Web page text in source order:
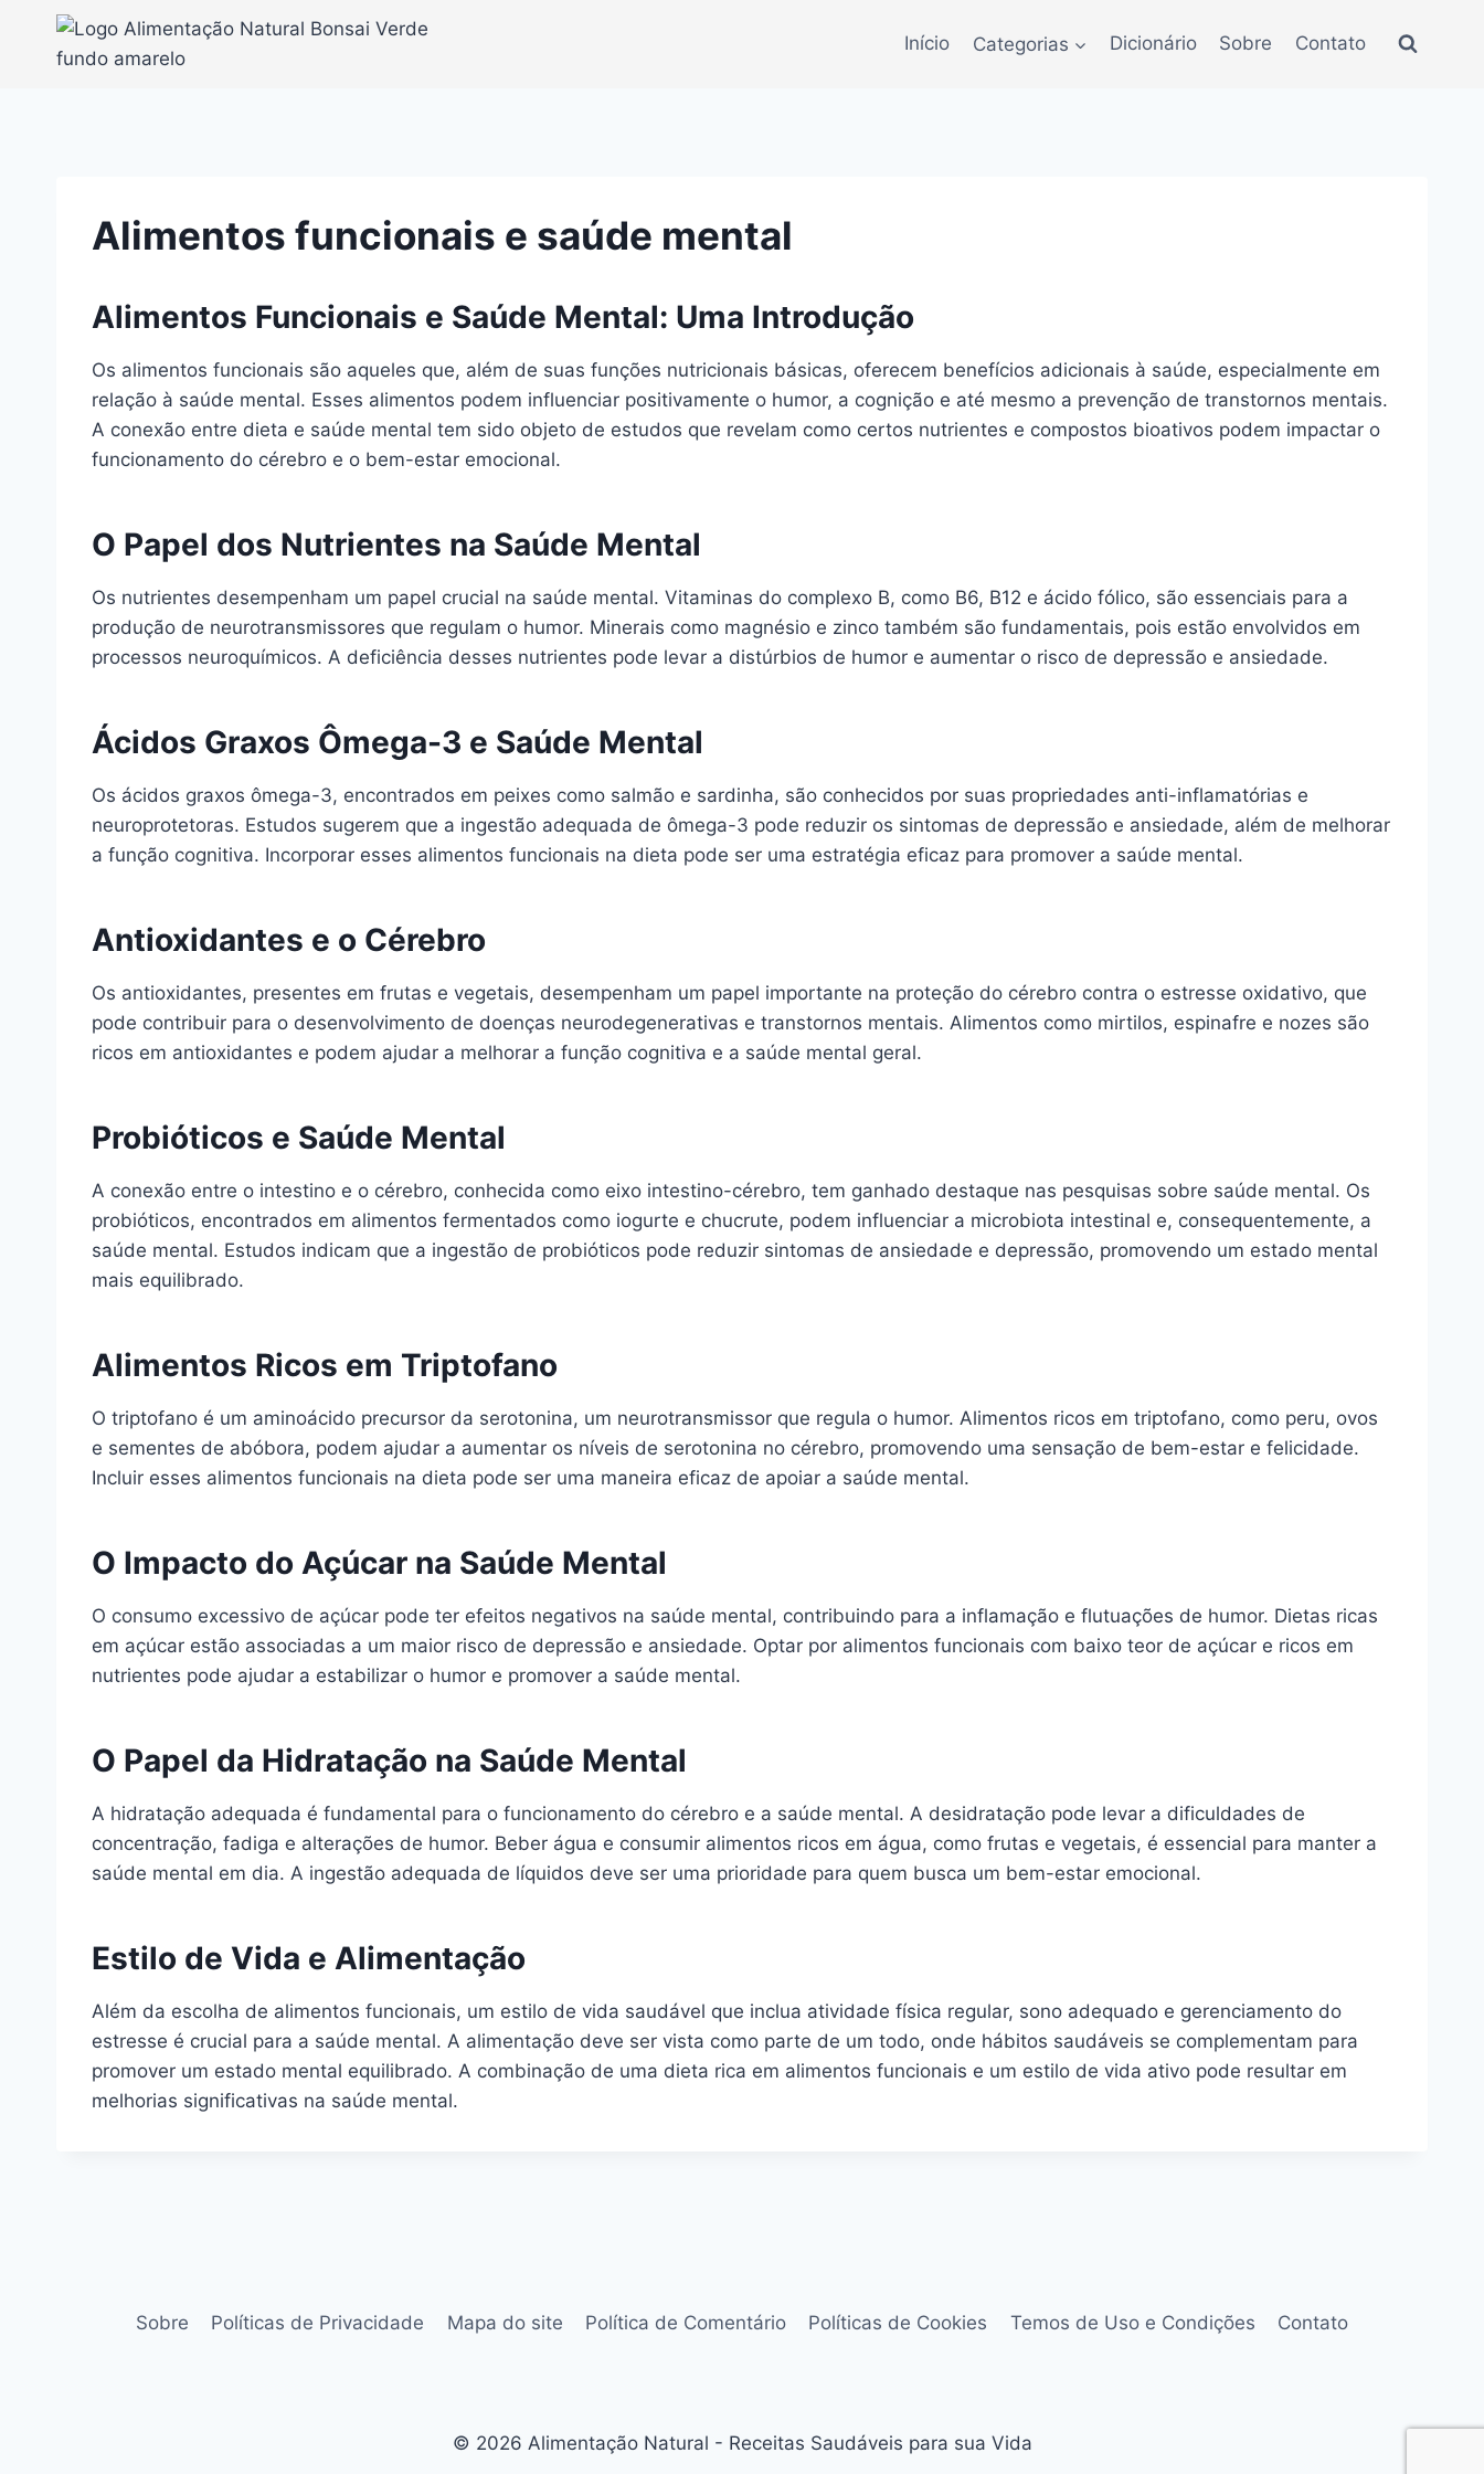
Início Categorias Dicionário Sobre Contato
Alimentos funcionais e saúde mental
Alimentos Funcionais e Saúde Mental: Uma Introdução
Os alimentos funcionais são aqueles que, além de suas funções nutricionais básicas, oferecem benefícios adicionais à saúde, especialmente em
relação à saúde mental. Esses alimentos podem influenciar positivamente o humor, a cognição e até mesmo a prevenção de transtornos mentais.
A conexão entre dieta e saúde mental tem sido objeto de estudos que revelam como certos nutrientes e compostos bioativos podem impactar o
funcionamento do cérebro e o bem-estar emocional.
O Papel dos Nutrientes na Saúde Mental
Os nutrientes desempenham um papel crucial na saúde mental. Vitaminas do complexo B, como B6, B12 e ácido fólico, são essenciais para a
produção de neurotransmissores que regulam o humor. Minerais como magnésio e zinco também são fundamentais, pois estão envolvidos em
processos neuroquímicos. A deficiência desses nutrientes pode levar a distúrbios de humor e aumentar o risco de depressão e ansiedade.
Ácidos Graxos Ômega-3 e Saúde Mental
Os ácidos graxos ômega-3, encontrados em peixes como salmão e sardinha, são conhecidos por suas propriedades anti-inflamatórias e
neuroprotetoras. Estudos sugerem que a ingestão adequada de ômega-3 pode reduzir os sintomas de depressão e ansiedade, além de melhorar
a função cognitiva. Incorporar esses alimentos funcionais na dieta pode ser uma estratégia eficaz para promover a saúde mental.
Antioxidantes e o Cérebro
Os antioxidantes, presentes em frutas e vegetais, desempenham um papel importante na proteção do cérebro contra o estresse oxidativo, que
pode contribuir para o desenvolvimento de doenças neurodegenerativas e transtornos mentais. Alimentos como mirtilos, espinafre e nozes são
ricos em antioxidantes e podem ajudar a melhorar a função cognitiva e a saúde mental geral.
Probióticos e Saúde Mental
A conexão entre o intestino e o cérebro, conhecida como eixo intestino-cérebro, tem ganhado destaque nas pesquisas sobre saúde mental. Os
probióticos, encontrados em alimentos fermentados como iogurte e chucrute, podem influenciar a microbiota intestinal e, consequentemente, a
saúde mental. Estudos indicam que a ingestão de probióticos pode reduzir sintomas de ansiedade e depressão, promovendo um estado mental
mais equilibrado.
Alimentos Ricos em Triptofano
O triptofano é um aminoácido precursor da serotonina, um neurotransmissor que regula o humor. Alimentos ricos em triptofano, como peru, ovos
e sementes de abóbora, podem ajudar a aumentar os níveis de serotonina no cérebro, promovendo uma sensação de bem-estar e felicidade.
Incluir esses alimentos funcionais na dieta pode ser uma maneira eficaz de apoiar a saúde mental.
O Impacto do Açúcar na Saúde Mental
O consumo excessivo de açúcar pode ter efeitos negativos na saúde mental, contribuindo para a inflamação e flutuações de humor. Dietas ricas
em açúcar estão associadas a um maior risco de depressão e ansiedade. Optar por alimentos funcionais com baixo teor de açúcar e ricos em
nutrientes pode ajudar a estabilizar o humor e promover a saúde mental.
O Papel da Hidratação na Saúde Mental
A hidratação adequada é fundamental para o funcionamento do cérebro e a saúde mental. A desidratação pode levar a dificuldades de
concentração, fadiga e alterações de humor. Beber água e consumir alimentos ricos em água, como frutas e vegetais, é essencial para manter a
saúde mental em dia. A ingestão adequada de líquidos deve ser uma prioridade para quem busca um bem-estar emocional.
Estilo de Vida e Alimentação
Além da escolha de alimentos funcionais, um estilo de vida saudável que inclua atividade física regular, sono adequado e gerenciamento do
estresse é crucial para a saúde mental. A alimentação deve ser vista como parte de um todo, onde hábitos saudáveis se complementam para
promover um estado mental equilibrado. A combinação de uma dieta rica em alimentos funcionais e um estilo de vida ativo pode resultar em
melhorias significativas na saúde mental.
Sobre Políticas de Privacidade Mapa do site Política de Comentário Políticas de Cookies Temos de Uso e Condições Contato
© 2026 Alimentação Natural - Receitas Saudáveis para sua Vida